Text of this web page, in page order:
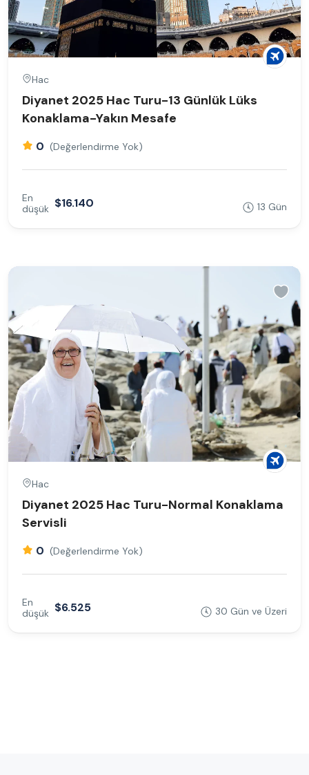
Hac
Diyanet 2025 Hac Turu-13 Günlük Lüks
Konaklama-Yakın Mesafe
0 (Değerlendirme Yok)
En
düşük $16.140 13 Gün
Hac
Diyanet 2025 Hac Turu-Normal Konaklama
Servisli
0 (Değerlendirme Yok)
En
düşük $6.525 30 Gün ve Üzeri